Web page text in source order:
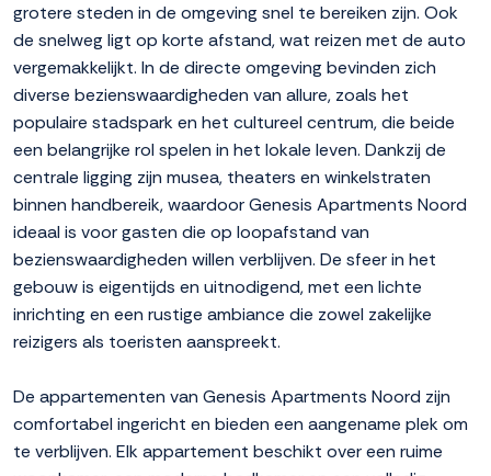
grotere steden in de omgeving snel te bereiken zijn. Ook
de snelweg ligt op korte afstand, wat reizen met de auto
vergemakkelijkt. In de directe omgeving bevinden zich
diverse bezienswaardigheden van allure, zoals het
populaire stadspark en het cultureel centrum, die beide
een belangrijke rol spelen in het lokale leven. Dankzij de
centrale ligging zijn musea, theaters en winkelstraten
binnen handbereik, waardoor Genesis Apartments Noord
ideaal is voor gasten die op loopafstand van
bezienswaardigheden willen verblijven. De sfeer in het
gebouw is eigentijds en uitnodigend, met een lichte
inrichting en een rustige ambiance die zowel zakelijke
reizigers als toeristen aanspreekt.
De appartementen van Genesis Apartments Noord zijn
comfortabel ingericht en bieden een aangename plek om
te verblijven. Elk appartement beschikt over een ruime